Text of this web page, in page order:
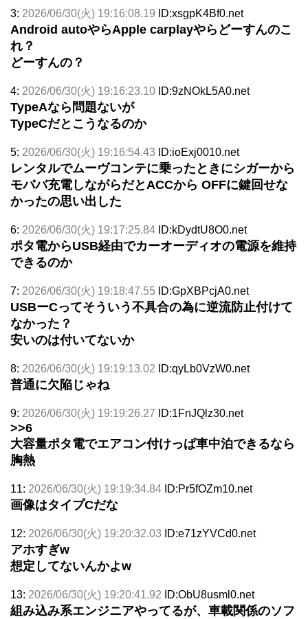
3: 2026/06/30(火) 19:16:08.19 ID:xsgpK4Bf0.net
Android autoやらApple carplayやらどーすんのこ
れ？
どーすんの？
4: 2026/06/30(火) 19:16:23.10 ID:9zNOkL5A0.net
TypeAなら問題ないが
TypeCだとこうなるのか
5: 2026/06/30(火) 19:16:54.43 ID:ioExj0010.net
レンタルでムーヴコンテに乗ったときにシガーから
モババ充電しながらだとACCから OFFに鍵回せな
かったの思い出した
6: 2026/06/30(火) 19:17:25.84 ID:kDydtU8O0.net
ポタ電からUSB経由でカーオーディオの電源を維持
できるのか
7: 2026/06/30(火) 19:18:47.55 ID:GpXBPcjA0.net
USBーCってそういう不具合の為に逆流防止付けて
なかった？
安いのは付いてないか
8: 2026/06/30(火) 19:19:13.02 ID:qyLb0VzW0.net
普通に欠陥じゃね
9: 2026/06/30(火) 19:19:26.27 ID:1FnJQlz30.net
>>6
大容量ポタ電でエアコン付けっぱ車中泊できるなら
胸熱
11: 2026/06/30(火) 19:19:34.84 ID:Pr5fOZm10.net
画像はタイプCだな
12: 2026/06/30(火) 19:20:32.03 ID:e71zYVCd0.net
アホすぎw
想定してないんかよw
13: 2026/06/30(火) 19:20:41.92 ID:ObU8usml0.net
組み込み系エンジニアやってるが、車載関係のソフ